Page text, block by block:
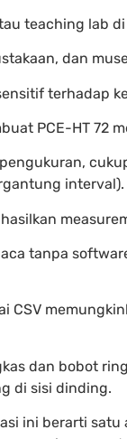
teaching lab
dan
terhadap
PCE-HT 72
interval).
tanpa
CSV
dan bobot
di sisi dinding.
ini berarti